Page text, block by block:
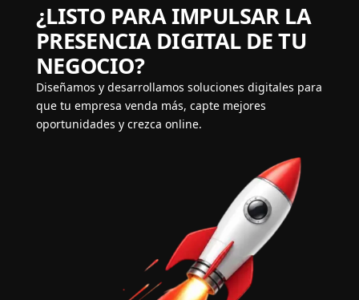
¿LISTO PARA IMPULSAR LA
PRESENCIA DIGITAL DE TU
NEGOCIO?
Diseñamos y desarrollamos soluciones digitales para
que tu empresa venda más, capte mejores
oportunidades y crezca online.